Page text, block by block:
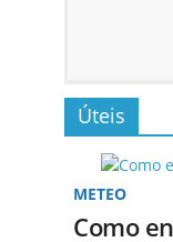
Úteis
METEO
Como